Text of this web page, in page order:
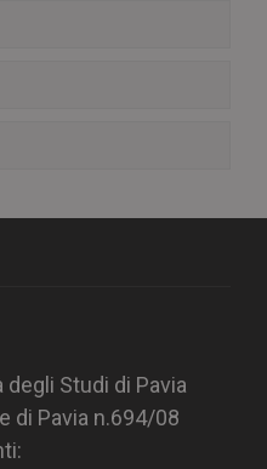
degli Studi di Pavia
di Pavia n.694/08